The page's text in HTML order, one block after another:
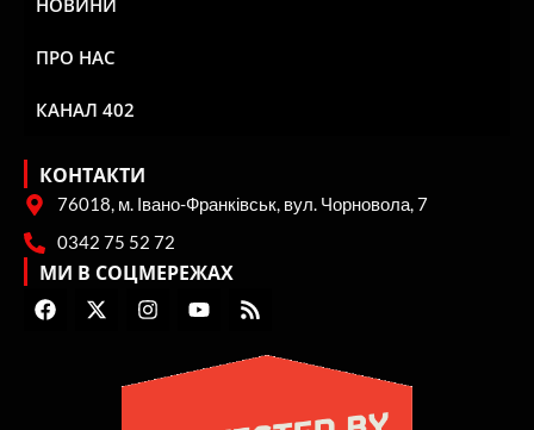
ПРО НАС
КАНАЛ 402
КОНТАКТИ
76018, м. Івано-Франківськ, вул. Чорновола, 7
0342 75 52 72
МИ В СОЦМЕРЕЖАХ
F
a
X
-
I
n
a
Y
o
t
R
s